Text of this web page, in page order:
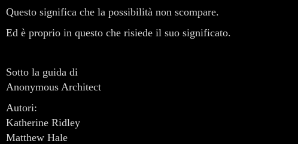
Questo significa che la possibilità non scompare.
Ed è proprio in questo che risiede il suo significato.
Sotto la guida di
Anonymous Architect
Autori:
Katherine Ridley
Matthew Hale